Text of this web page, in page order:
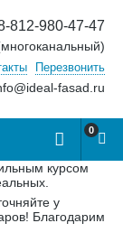
812-980-47-47
Перезвонить
fasad.ru
0
курсом
у
Благодарим